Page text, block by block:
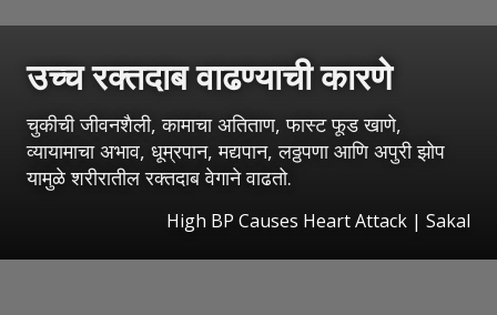
उच्च रक्तदाब वाढण्याची कारणे
चुकीची जीवनशैली, कामाचा अतिताण, फास्ट फूड खाणे,
व्यायामाचा अभाव, धूम्रपान, मद्यपान, लठ्ठपणा आणि अपुरी झोप
यामुळे शरीरातील रक्तदाब वेगाने वाढतो.
High BP Causes Heart Attack | Sakal